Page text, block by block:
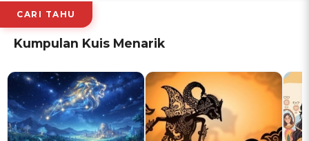
CARI TAHU
Kumpulan Kuis Menarik